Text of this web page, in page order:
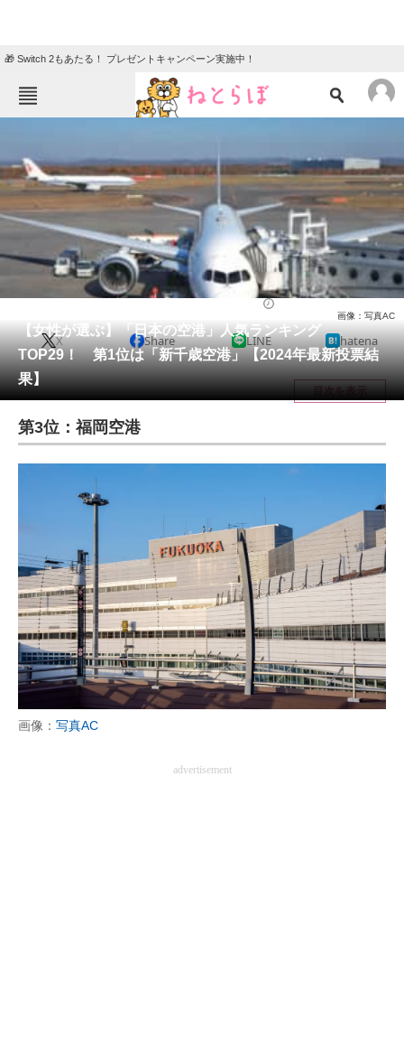
🎁 Switch 2もあたる！ プレゼントキャンペーン実施中！
エンタメ クイズ
グルメ 地域
住まい 教育・育児
リサーチ
会員記事
メディア
注目記事を集めた総合ページ
ITの今と未来を見通す
スマホと通信の最新トレンド
好きが集まる 比べて選べる
ビジネスと働き方のヒント
AI活用のいまが分かる
企業ITのトレンドを詳説
【女性が選ぶ】「日本の空港」人気ランキング
TOP29！ 第1位は「新千歳空港」【2024年最新投票結
果】
画像：写真AC
X Share LINE hatena
目次を表示
第3位：福岡空港
画像： 写真AC
advertisement